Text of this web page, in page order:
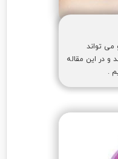
تواند
و در این مقاله
.